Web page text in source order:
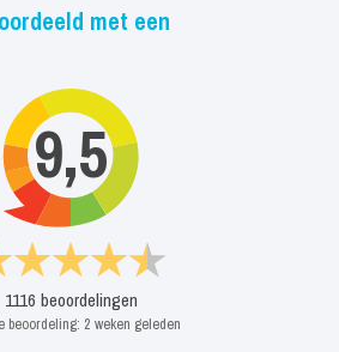
met een
9,5
1116 beoordelingen
beoordeling: 2 weken geleden